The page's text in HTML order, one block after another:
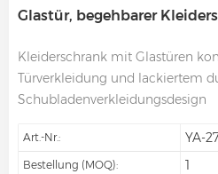
Glastür, begehbarer
Kleiderschrank mit Glastüren
Türverkleidung und lackiertem
Schubladenverkleidungsdesign
Art.-Nr.: YA-
Bestellung (MOQ): 1